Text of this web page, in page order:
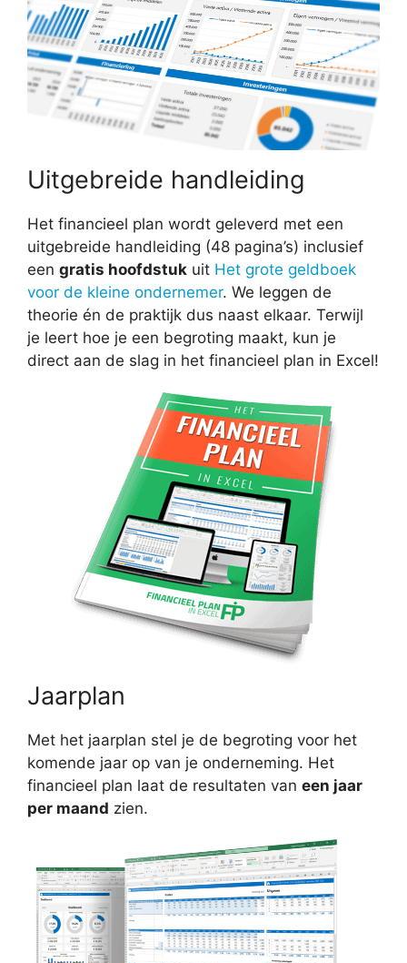
Uitgebreide handleiding
Het financieel plan wordt geleverd met een
uitgebreide handleiding (48 pagina’s) inclusief
een gratis hoofdstuk uit Het grote geldboek
voor de kleine ondernemer. We leggen de
theorie én de praktijk dus naast elkaar. Terwijl
je leert hoe je een begroting maakt, kun je
direct aan de slag in het financieel plan in Excel!
Jaarplan
Met het jaarplan stel je de begroting voor het
komende jaar op van je onderneming. Het
financieel plan laat de resultaten van een jaar
per maand zien.